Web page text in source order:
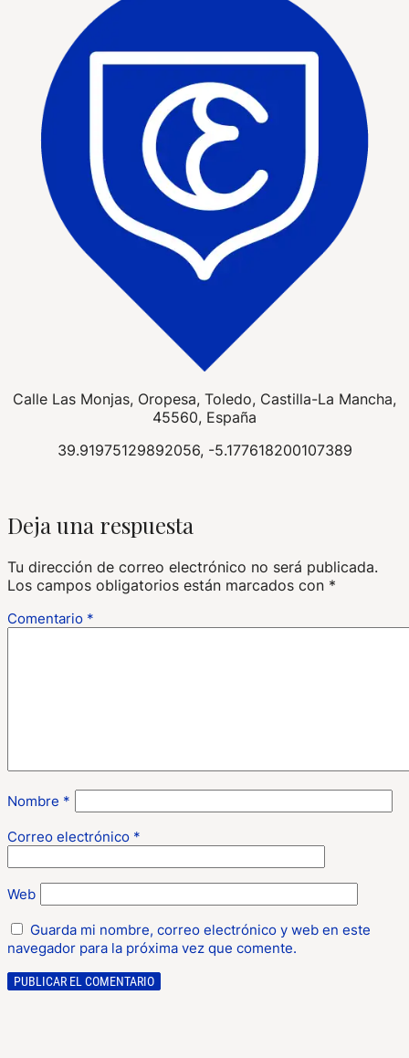
Calle Las Monjas, Oropesa, Toledo, Castilla-La Mancha,
45560, España
39.91975129892056, -5.177618200107389
Deja una respuesta
Tu dirección de correo electrónico no será publicada.
Los campos obligatorios están marcados con *
Comentario *
Nombre *
Correo electrónico *
Web
Guarda mi nombre, correo electrónico y web en este
navegador para la próxima vez que comente.